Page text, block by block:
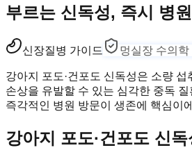
부르는 신독성, 즉시 병
신장질병 가이드 멍실장 수의학
강아지 포도·건포도 신독성은 소량
손상을 유발할 수 있는 심각한 중독
즉각적인 병원 방문이 생존에 핵심이
강아지 포도·건포도 신